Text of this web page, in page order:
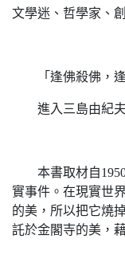
文學迷、哲學家、
「逢佛殺佛，逢
進入三島由紀夫
本書取材自1950
實事件。在現實世
的美，所以把它燒
託於金閣寺的美，